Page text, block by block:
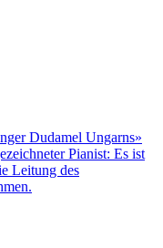
Dudamel Ungarns»
Pianist: Es ist
Leitung des